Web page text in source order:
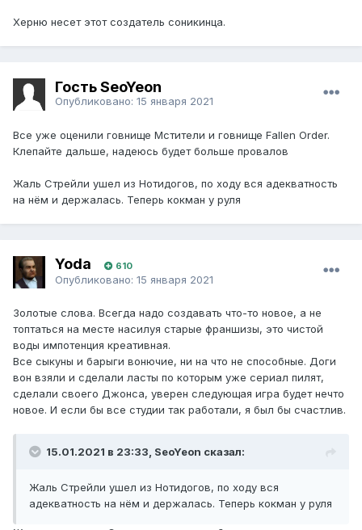
Херню несет этот создатель соникинца.
Гость SeoYeon
Опубликовано: 15 января 2021
Все уже оценили говнище Мстители и говнище Fallen Order.
Клепайте дальше, надеюсь будет больше провалов
Жаль Стрейли ушел из Нотидогов, по ходу вся адекватность
на нём и держалась. Теперь кокман у руля
Yoda 610
Опубликовано: 15 января 2021
Золотые слова. Всегда надо создавать что-то новое, а не
топтаться на месте насилуя старые франшизы, это чистой
воды импотенция креативная.
Все сыкуны и барыги вонючие, ни на что не способные. Доги
вон взяли и сделали ласты по которым уже сериал пилят,
сделали своего Джонса, уверен следующая игра будет нечто
новое. И если бы все студии так работали, я был бы счастлив.
15.01.2021 в 23:33, SeoYeon сказал:
Жаль Стрейли ушел из Нотидогов, по ходу вся
адекватность на нём и держалась. Теперь кокман у руля